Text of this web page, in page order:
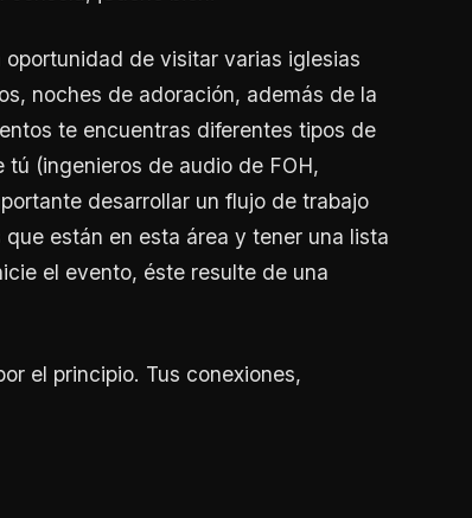
de visitar varias iglesias
noches de adoración, además de la
te encuentras diferentes tipos de
(ingenieros de audio de FOH,
desarrollar un flujo de trabajo
están en esta área y tener una lista
el evento, éste resulte de una
el principio. Tus conexiones,